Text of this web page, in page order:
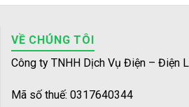
VỀ CHÚNG TÔI
Công ty TNHH Dịch Vụ Điện – Điện
Mã số thuế: 0317640344